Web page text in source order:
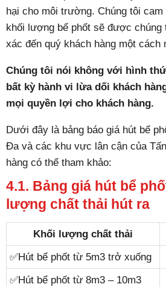
hại cho môi trường. Chúng tôi
khối lượng bể phốt sẽ được chúng
xác đến quý khách hàng một cách
Chúng tôi nói không với hình
bất kỳ hành vi lừa dối khách
mọi quyền lợi cho khách hàng.
Dưới đây là bảng báo giá hút bể
Đa và các khu vực lân cận của
hàng có thể tham khảo:
4.1. Bảng giá hút bể
lượng chất thải hút ra
Khối lượng chất thải
✅Hút bể phốt từ 5m3 trở xuống
✅Hút bể phốt từ 8m3 – 10m3